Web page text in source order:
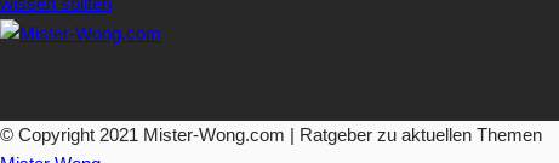
© Copyright 2021 Mister-Wong.com | Ratgeber zu aktuellen Themen